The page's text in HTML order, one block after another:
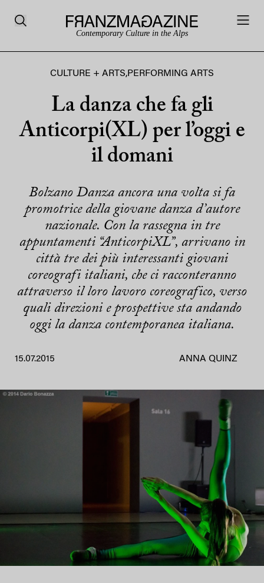
Contemporary Culture in the Alps
CULTURE + ARTS,PERFORMING ARTS
La danza che fa gli
Anticorpi(XL) per l’oggi e
il domani
Bolzano Danza ancora una volta si fa
promotrice della giovane danza d’autore
nazionale. Con la rassegna in tre
appuntamenti “AnticorpiXL”, arrivano in
città tre dei più interessanti giovani
coreografi italiani, che ci racconteranno
attraverso il loro lavoro coreografico, verso
quali direzioni e prospettive sta andando
oggi la danza contemporanea italiana.
15.07.2015 ANNA QUINZ